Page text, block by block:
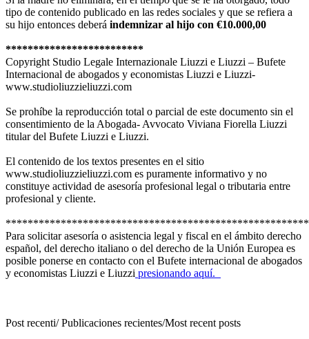
tipo de contenido publicado en las redes sociales y que se refiera a
su hijo entonces deberá indemnizar al hijo con €10.000,00
*************************
Copyright Studio Legale Internazionale Liuzzi e Liuzzi – Bufete
Internacional de abogados y economistas Liuzzi e Liuzzi-
www.studioliuzzieliuzzi.com
Se prohíbe la reproducción total o parcial de este documento sin el
consentimiento de la Abogada- Avvocato Viviana Fiorella Liuzzi
titular del Bufete Liuzzi e Liuzzi.
El contenido de los textos presentes en el sitio
www.studioliuzzieliuzzi.com es puramente informativo y no
constituye actividad de asesoría profesional legal o tributaria entre
profesional y cliente.
Para solicitar asesoría o asistencia legal y fiscal en el ámbito derecho
español, del derecho italiano o del derecho de la Unión Europea es
posible ponerse en contacto con el Bufete internacional de abogados
y economistas Liuzzi e Liuzzi presionando aquí.
Post recenti/ Publicaciones recientes/Most recent posts